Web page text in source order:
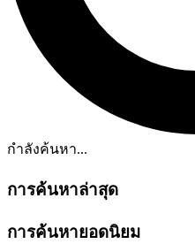
กำลังค้นหา...
การค้นหาล่าสุด
การค้นหายอดนิยม